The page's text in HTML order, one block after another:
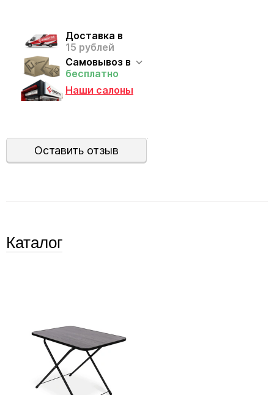
Доставка в
15 рублей
Самовывоз в
бесплатно
Наши салоны
Оставить отзыв
Каталог